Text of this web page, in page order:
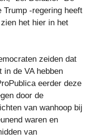
Trump -regering heeft
het hier in het
zeiden dat
de VA hebben
eerder deze
door de
van wanhoop bij
waren en
van